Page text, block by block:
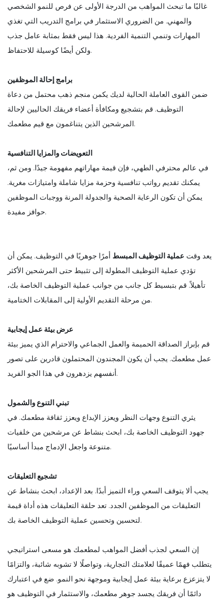
غالبًا ما تبحث المواهب من الدرجة الأولى عن فرص للنمو الشخصي
والمهني. من الضروري الاستثمار في برامج التدريب التي تغذي
المهارات وتنمي التنمية الفردية. هذا ليس فقط بمثابة عامل جذب
ولكن أيضًا كوسيلة للاحتفاظ.
برامج إحالة الموظفين
ضمن القوى العاملة الحالية لديك يكمن منجم ذهب محتمل من دعاة
التوظيف. قم بتشجيع ومكافأة أعضاء فريقك الحاليين لإحالة
المرشحين الذين يتناغمون مع قيم مطعمك.
التعويضات والمزايا التنافسية
في عالم محترفي الطهي، فإن قيمة مهاراتهم مفهومة جيدًا. ومن ثم،
يمكنك تقديم رواتب تنافسية وحزمة مزايا شاملة وامتيازات مغرية.
يمكن أن تكون الرعاية الصحية والجدولة المرنة ووجبات الموظفين
حوافز مفيدة.
يعد وقت عملية التوظيف المبسط أمرًا جوهريًا في التوظيف. يمكن أن
تؤدي عملية التوظيف المطولة إلى تثبيط حتى المرشحين الأكثر
تأهيلاً. قم بتبسيط كل جانب من جوانب عملية التوظيف الخاصة بك،
من مرحلة التقديم الأولية إلى المقابلات الختامية.
عرض بيئة عمل إيجابية
قم بإبراز الصداقة الحميمة والعمل الجماعي والاحترام الذي يميز بيئة
عمل مطعمك. يجب أن يكون المجندون المحتملون قادرين على تصور
أنفسهم يزدهرون في هذا الجو الفريد.
تبني التنوع والشمول
يثري التنوع وجهات النظر ويعزز الإبداع ويعزز ثقافة مطعمك. في
جهود التوظيف الخاصة بك، ابحث بنشاط عن مرشحين من خلفيات
متنوعة واجعل الإدماج مبدأ أساسيًا.
تشجيع التعليقات
يجب ألا يتوقف السعي وراء التميز أبدًا. بعد الإعداد، ابحث بنشاط عن
التعليقات من الموظفين الجدد. تعد حلقة التعليقات هذه أداة قيمة
لتحسين وتحسين عملية التوظيف الخاصة بك.
إن السعي لجذب أفضل المواهب لمطعمك هو مسعى استراتيجي
يتطلب فهمًا عميقًا لعلامتك التجارية، وتواصلًا لا تشوبه شائبة، والتزامًا
لا يتزعزع برعاية بيئة عمل إيجابية وموجهة نحو النمو. ضع في اعتبارك
دائمًا أن فريقك يجسد جوهر مطعمك، والاستثمار في التوظيف هو